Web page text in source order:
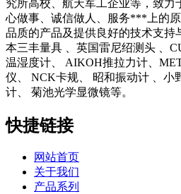
究所高校、航天军工企业等，致力
心做事、诚信做人、服务***上的
品质的产品及提供良好的技术支持
本三丰量具 、英国雷尼绍测头 、
温湿度计、 AIKOH推拉力计、
仪、 NCK卡规、 昭和振动计 、小
计、 菊池光学显微镜等。
快捷链接
网站首页
关于我们
产品系列